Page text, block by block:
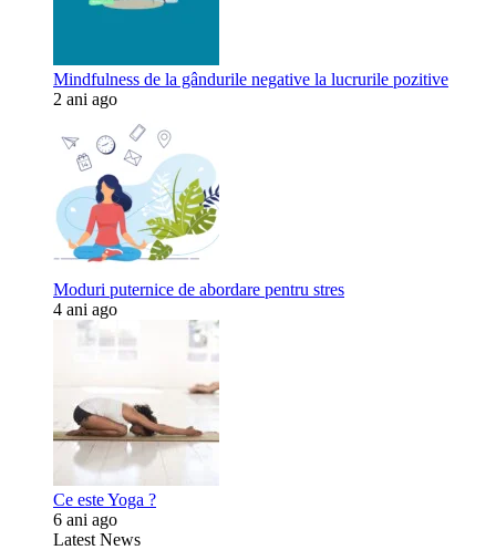
Mindfulness de la gândurile negative la lucrurile pozitive
2 ani ago
Moduri puternice de abordare pentru stres
4 ani ago
Ce este Yoga ?
6 ani ago
Latest News